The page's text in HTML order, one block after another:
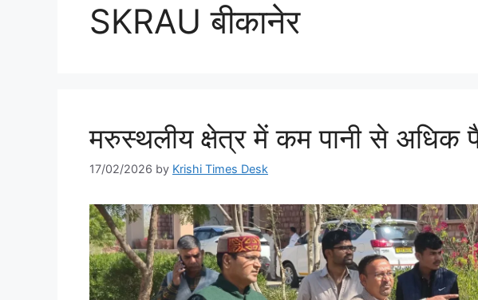
SKRAU बीकानेर
मरुस्थलीय क्षेत्र में कम पानी से अधिक
17/02/2026 by Krishi Times Desk